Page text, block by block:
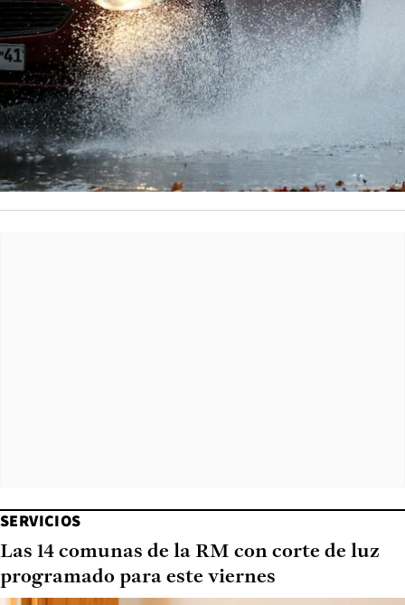
SERVICIOS
Las 14 comunas de la RM con corte de luz
programado para este viernes